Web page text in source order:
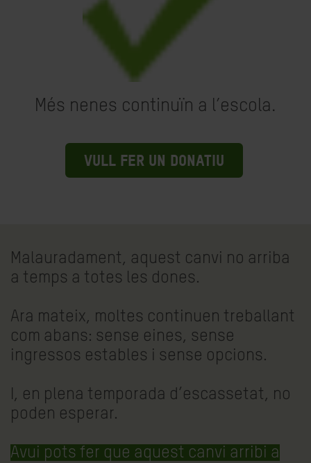
Més nenes continuïn a l’escola.
VULL FER UN DONATIU
Malauradament, aquest canvi no arriba
a temps a totes les dones.
Ara mateix, moltes continuen treballant
com abans: sense eines, sense
ingressos estables i sense opcions.
I, en plena temporada d’escassetat, no
poden esperar.
Avui pots fer que aquest canvi arribi a